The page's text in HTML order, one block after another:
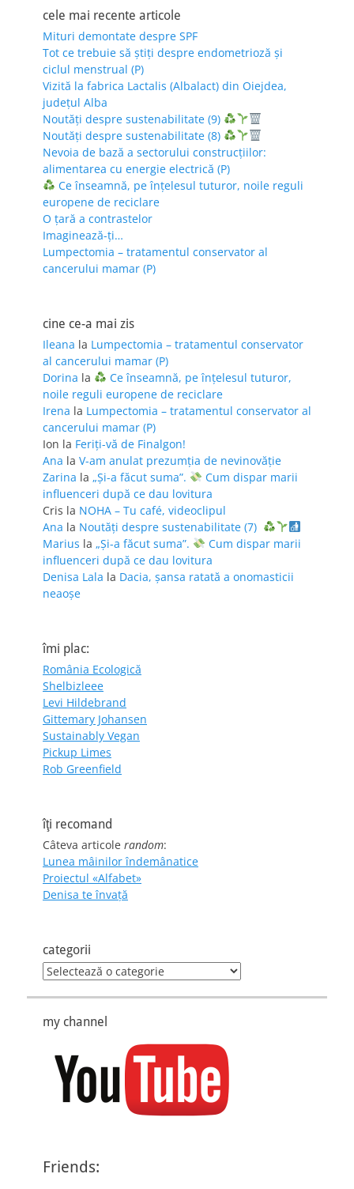
cele mai recente articole
Mituri demontate despre SPF
Tot ce trebuie să știți despre endometrioză și
ciclul menstrual (P)
Vizită la fabrica Lactalis (Albalact) din Oiejdea,
județul Alba
Noutăți despre sustenabilitate (9)
Noutăți despre sustenabilitate (8)
Nevoia de bază a sectorului construcțiilor:
alimentarea cu energie electrică (P)
Ce înseamnă, pe înțelesul tuturor, noile reguli
europene de reciclare
O țară a contrastelor
Imaginează-ți…
Lumpectomia – tratamentul conservator al
cancerului mamar (P)
cine ce-a mai zis
Ileana la Lumpectomia – tratamentul conservator
al cancerului mamar (P)
Dorina la
Ce înseamnă, pe înțelesul tuturor,
noile reguli europene de reciclare
Irena la Lumpectomia – tratamentul conservator al
cancerului mamar (P)
Ion la Feriţi-vă de Finalgon!
Ana la V-am anulat prezumția de nevinovăție
Zarina la „Și-a făcut suma”.
Cum dispar marii
influenceri după ce dau lovitura
Cris la NOHA – Tu café, videoclipul
Ana la Noutăți despre sustenabilitate (7)
Marius la „Și-a făcut suma”.
Cum dispar marii
influenceri după ce dau lovitura
Denisa Lala la Dacia, șansa ratată a onomasticii
neaoșe
îmi plac:
România Ecologică
Shelbizleee
Levi Hildebrand
Gittemary Johansen
Sustainably Vegan
Pickup Limes
Rob Greenfield
îţi recomand
Câteva articole random:
Lunea mâinilor îndemânatice
Proiectul «Alfabet»
Denisa te învaţă
categorii
categorii
my channel
Friends: